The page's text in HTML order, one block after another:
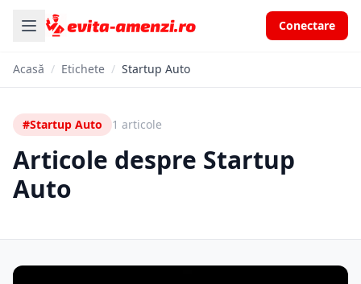
Conectare
Acasă / Etichete / Startup Auto
#Startup Auto 1 articole
Articole despre Startup
Auto